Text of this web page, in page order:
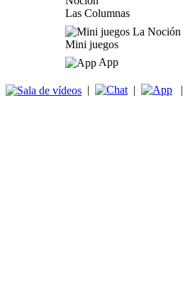
Las Columnas
Mini juegos
App
| | |